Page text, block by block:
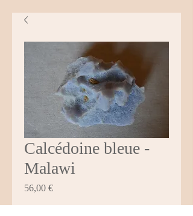
Calcédoine bleue -
Malawi
56,00 €Prix